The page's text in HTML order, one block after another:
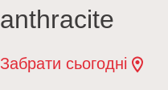
anthracite
Забрати сьогодні